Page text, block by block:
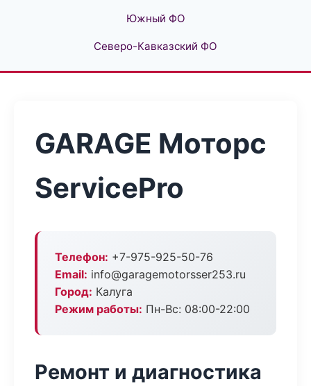
Южный ФО
Северо-Кавказский ФО
GARAGE Моторс
ServicePro
Телефон: +7-975-925-50-76
Email: info@garagemotorsser253.ru
Город: Калуга
Режим работы: Пн-Вс: 08:00-22:00
Ремонт и диагностика